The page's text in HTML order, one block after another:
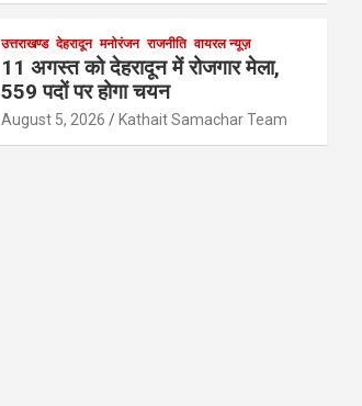
उत्तराखण्ड देहरादून मनोरंजन राजनीति वायरल न्यूज़
11 अगस्त को देहरादून में रोजगार मेला,
559 पदों पर होगा चयन
August 5, 2026 Kathait Samachar Team